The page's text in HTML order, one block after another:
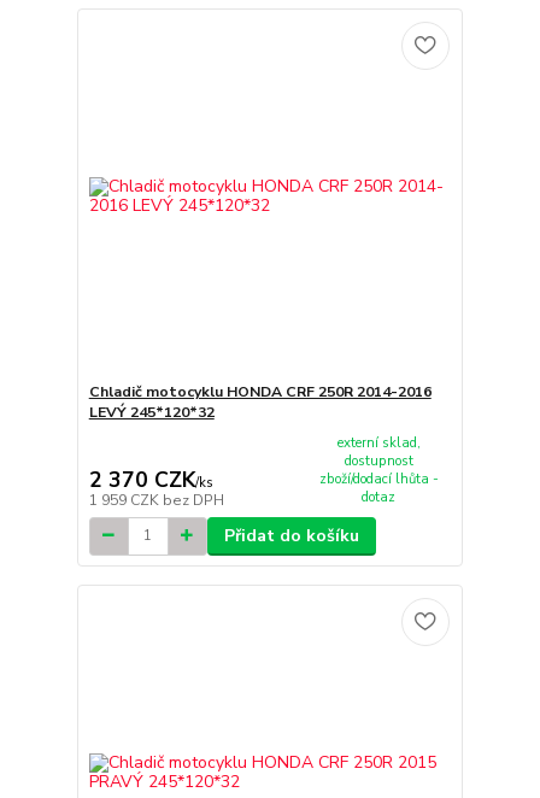
Chladič motocyklu HONDA CRF 250R 2014-2016
LEVÝ 245*120*32
2 370 CZK/ks
1 959 CZK bez DPH
externí sklad,
dostupnost
zboží/dodací lhůta -
dotaz
Přidat do košíku